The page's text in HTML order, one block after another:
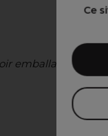
Ce
emballage)